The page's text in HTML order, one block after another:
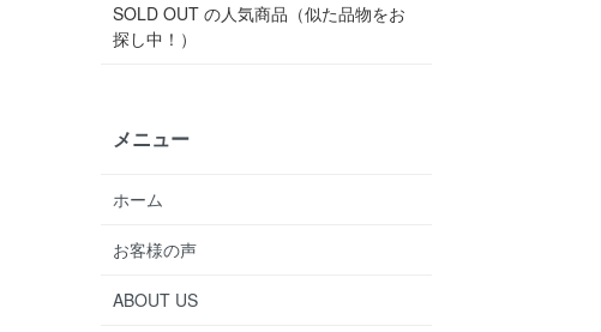
SOLD OUT の人気商品（似た品物をお
探し中！）
メニュー
ホーム
お客様の声
ABOUT US